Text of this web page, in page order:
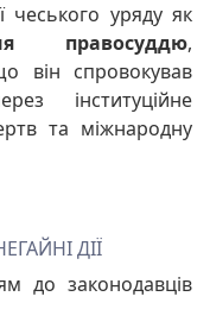
чеського уряду як
правосуддю,
він спровокував
інституційне
та міжнародну
ДІЇ
до законодавців